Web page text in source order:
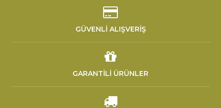
GÜVENLİ ALIŞVERİŞ
GARANTİLİ ÜRÜNLER